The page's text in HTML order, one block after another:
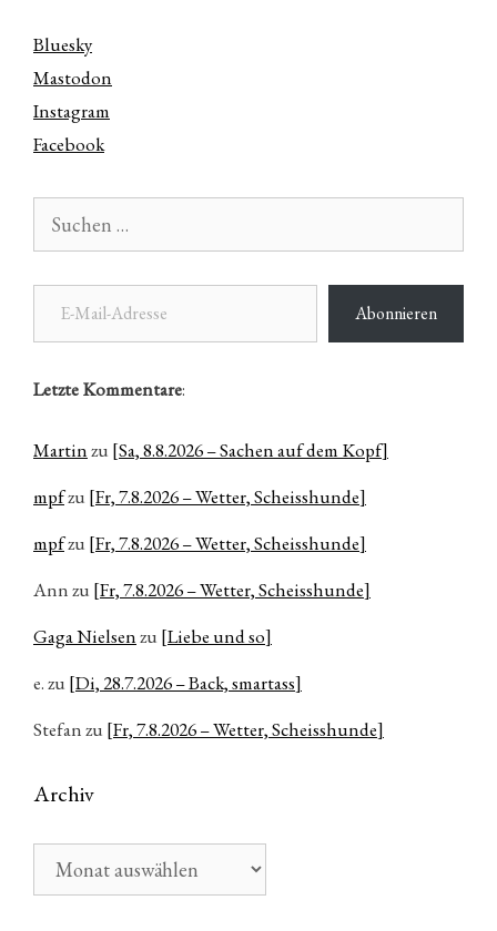
Bluesky
Mastodon
Instagram
Facebook
nach:
E-Mail-Adresse
Abonnieren
Letzte Kommentare:
Martinzu [Sa, 8.8.2026 – Sachen auf dem Kopf]
mpfzu [Fr, 7.8.2026 – Wetter, Scheisshunde]
mpfzu [Fr, 7.8.2026 – Wetter, Scheisshunde]
Annzu [Fr, 7.8.2026 – Wetter, Scheisshunde]
Gaga Nielsenzu [Liebe und so]
e.zu [Di, 28.7.2026 – Back, smartass]
Stefanzu [Fr, 7.8.2026 – Wetter, Scheisshunde]
Archiv